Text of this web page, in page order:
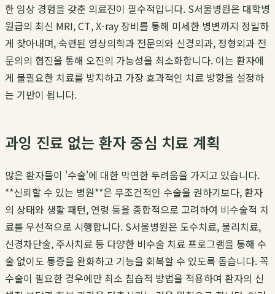
한 임상 경험을 갖춘 의료진이 필수적입니다. S서울병원은 대학병
원급의 최신 MRI, CT, X-ray 장비를 통해 미세한 병변까지 정밀하
게 찾아내며, 숙련된 영상의학과 전문의와 신경외과, 정형외과 전
문의의 협진을 통해 오진의 가능성을 최소화합니다. 이는 환자에
게 불필요한 치료를 방지하고 가장 효과적인 치료 방향을 설정하
는 기반이 됩니다.
과잉 진료 없는 환자 중심 치료 계획
많은 환자들이 '수술'에 대한 막연한 두려움을 가지고 있습니다.
**신뢰할 수 있는 병원**은 무조건적인 수술을 권하기보다, 환자
의 상태와 생활 패턴, 연령 등을 종합적으로 고려하여 비수술적 치
료를 우선적으로 시행합니다. S서울병원은 도수치료, 물리치료,
신경차단술, 주사치료 등 다양한 비수술 치료 프로그램을 통해 수
술 없이도 통증을 완화하고 기능을 회복할 수 있도록 돕습니다. 꼭
수술이 필요한 경우에만 최소 침습적 방법을 적용하여 환자의 신